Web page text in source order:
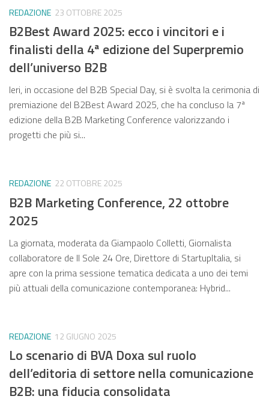
REDAZIONE 23 OTTOBRE 2025
B2Best Award 2025: ecco i vincitori e i
finalisti della 4ª edizione del Superpremio
dell’universo B2B
Ieri, in occasione del B2B Special Day, si è svolta la cerimonia di
premiazione del B2Best Award 2025, che ha concluso la 7ª
edizione della B2B Marketing Conference valorizzando i
progetti che più si...
REDAZIONE 22 OTTOBRE 2025
B2B Marketing Conference, 22 ottobre
2025
La giornata, moderata da Giampaolo Colletti, Giornalista
collaboratore de Il Sole 24 Ore, Direttore di StartupItalia, si
apre con la prima sessione tematica dedicata a uno dei temi
più attuali della comunicazione contemporanea: Hybrid...
REDAZIONE 12 GIUGNO 2025
Lo scenario di BVA Doxa sul ruolo
dell’editoria di settore nella comunicazione
B2B: una fiducia consolidata